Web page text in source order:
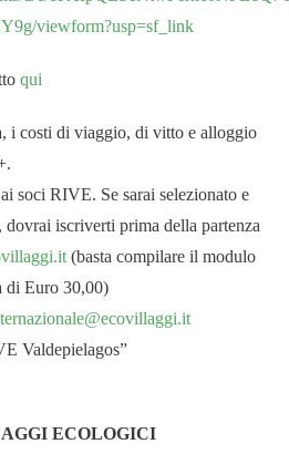
viewform?usp=sf_link
qui
i costi di viaggio, di vitto e alloggio
soci RIVE. Se sarai selezionato e
iscriverti prima della partenza
(basta compilare il modulo
di Euro 30,00)
Valdepielagos”
ECOLOGICI